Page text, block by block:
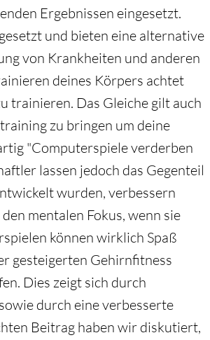
Ergebnissen eingesetzt.
und bieten eine alternative
von Krankheiten und anderen
deines Körpers achtet
trainieren. Das Gleiche gilt auch
zu bringen um deine
"Computerspiele verderben
lassen jedoch das Gegenteil
wurden, verbessern
mentalen Fokus, wenn sie
können wirklich Spaß
gesteigerten Gehirnfitness
Dies zeigt sich durch
durch eine verbesserte
Beitrag haben wir diskutiert,